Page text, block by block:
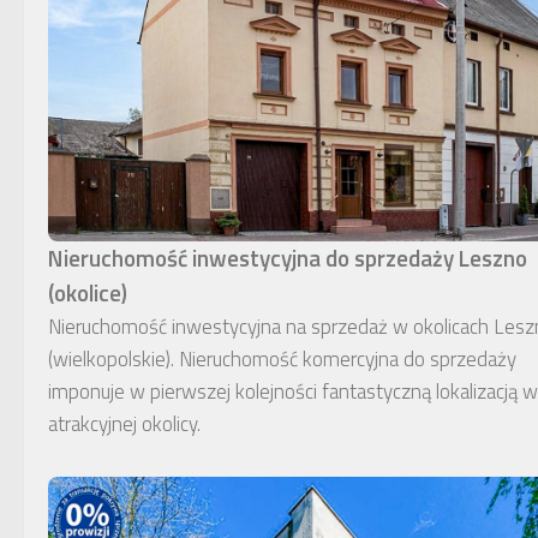
Nieruchomość inwestycyjna do sprzedaży Leszno
(okolice)
Nieruchomość inwestycyjna na sprzedaż w okolicach
(wielkopolskie). Nieruchomość komercyjna do sprzedaży
imponuje w pierwszej kolejności fantastyczną lokalizacją w
atrakcyjnej okolicy.